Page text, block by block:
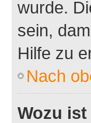
wurde.
sein,
Hilfe zu
Nach
Wozu